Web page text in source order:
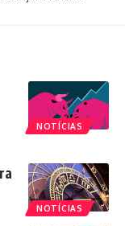
NOTÍCIAS
NOTÍCIAS